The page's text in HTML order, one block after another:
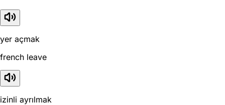
yer açmak
french leave
izinli ayrılmak